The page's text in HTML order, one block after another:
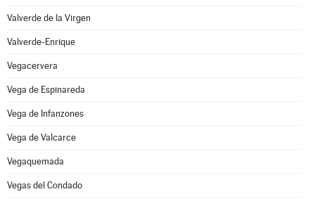
Valverde de la Virgen
Valverde-Enrique
Vegacervera
Vega de Espinareda
Vega de Infanzones
Vega de Valcarce
Vegaquemada
Vegas del Condado